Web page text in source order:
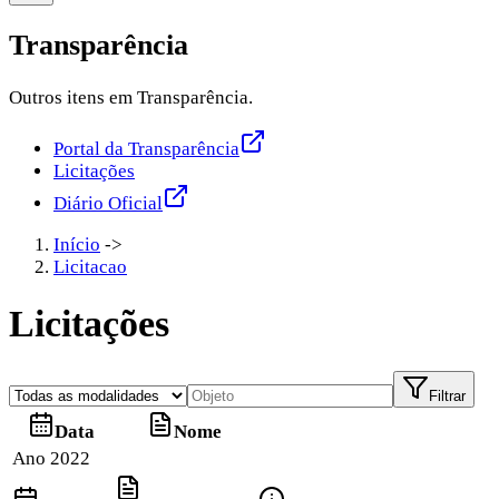
Transparência
Outros itens em Transparência.
Portal da Transparência
Licitações
Diário Oficial
Início ->
Licitacao
Licitações
Filtrar
Data Nome
Ano 2022